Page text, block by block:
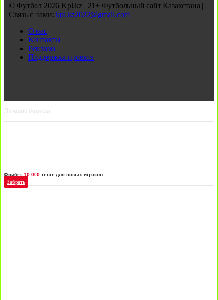
© Футбол 2026 Kpl.kz | 21+ Футбольный сайт Казахстана |
Связь с нами: kpl.kz2022@gmail.com
О нас
Контакты
Реклама
Поддержка проекта
Лучшие бонусы
Фрибет 10 000 тенге для новых игроков
Забрать